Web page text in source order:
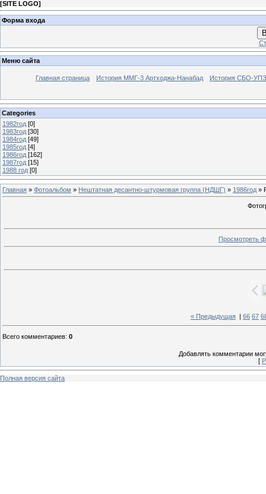
[SITE LOGO]
Форма входа
Меню сайта
Главная страница История ММГ-3 Артходжа-Нанабад История СБО-УПЗ
Categories
1982год [0]
1983год [30]
1984год [49]
1985год [4]
1986год [162]
1987год [15]
1988 год [0]
Главная » Фотоальбом » Нештатная десантно-штурмовая группа (НДШГ) » 1986год »
Просмотреть
« Предыдущая 66 67
Всего комментариев: 0
Добавлять комментарии
[
Полная версия сайта